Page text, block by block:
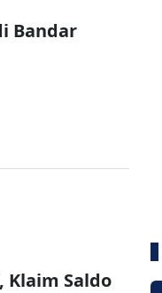
Bandar
Klaim Saldo